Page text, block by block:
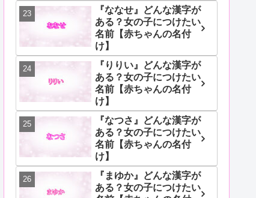
『ななせ』どんな漢字が
ある？女の子につけたい
名前【赤ちゃんの名付
け】
『りりい』どんな漢字が
ある？女の子につけたい
名前【赤ちゃんの名付
け】
『なつさ』どんな漢字が
ある？女の子につけたい
名前【赤ちゃんの名付
け】
『まゆか』どんな漢字が
ある？女の子につけたい